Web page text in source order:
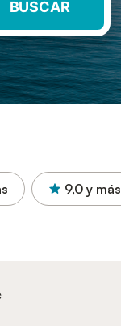
BUSCAR
9,0 y más